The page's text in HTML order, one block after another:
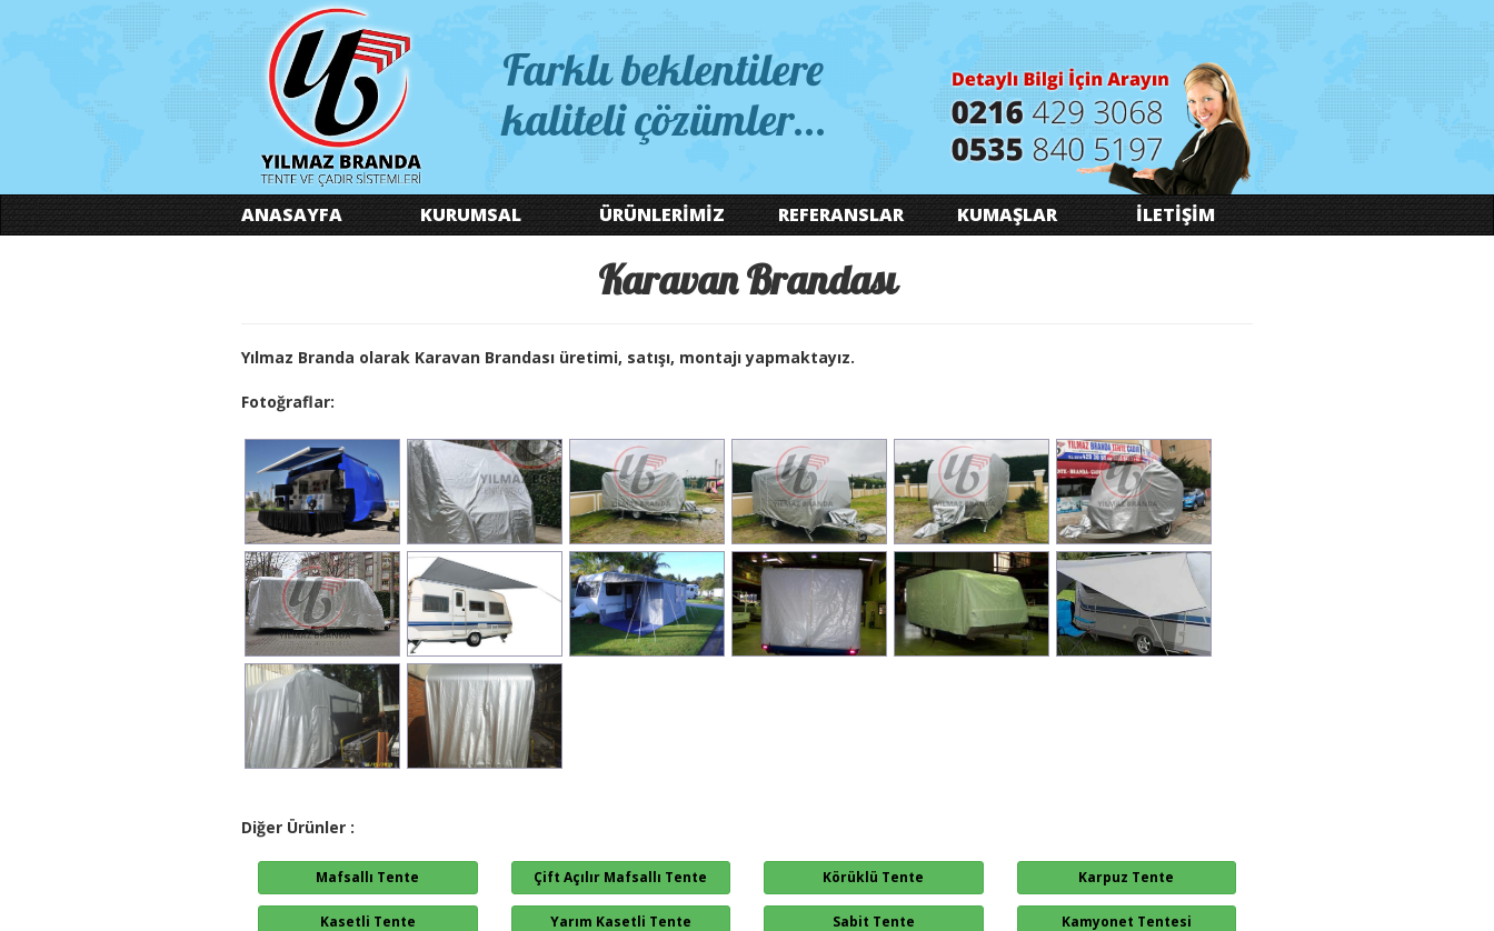
Farklı beklentilere
kaliteli çözümler...
ANASAYFA KURUMSAL ÜRÜNLERİMİZ REFERANSLAR KUMAŞLAR İLETİŞİM
Karavan Brandası
Yılmaz Branda olarak Karavan Brandası üretimi, satışı, montajı yapmaktayız.
Fotoğraflar:
Diğer Ürünler :
Mafsallı Tente Çift Açılır Mafsallı Tente Körüklü Tente Karpuz Tente
Kasetli Tente Yarım Kasetli Tente Sabit Tente Kamyonet Tentesi